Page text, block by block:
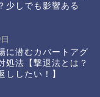
少しでも影響ある
に潜むカバートアグ
処法【撃退法とは？
ししたい！】